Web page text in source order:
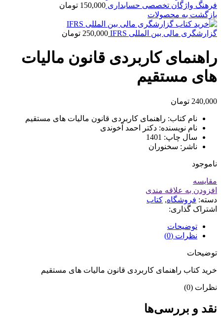
فرهنگ واژگان تخصصی حسابداری 150,000 تومان
بازگشت به محصولات
گزارشگری مالی بین المللی IFRS 250,000 تومان
راهنمای کاربردی قانون مالیات
های مستقیم
240,000 تومان
نام کتاب: راهنمای کاربردی قانون مالیات های مستقیم
نام نویسنده: دکتر احمد آخوندی
سال چاپ: 1401
ناشر: سخنوران
ناموجود
مقايسه
افزودن به علاقه مندی
دسته: فروشگاه, کتاب
اشتراک گذاری:
توضیحات
نظرات (0)
توضیحات
خرید کتاب راهنمای کاربردی قانون مالیات های مستقیم
نظرات (0)
نقد و بررسی‌ها